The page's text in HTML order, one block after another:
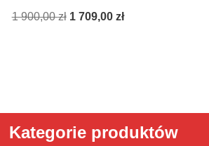
1 900,00zł 1 709,00 zł
Kategorie produktów